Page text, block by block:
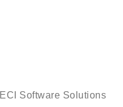
ECI Software Solutions